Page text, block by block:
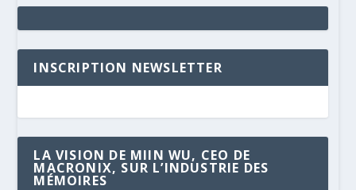
INSCRIPTION NEWSLETTER
LA VISION DE MIIN WU, CEO DE
MACRONIX, SUR L’INDUSTRIE DES
MÉMOIRES